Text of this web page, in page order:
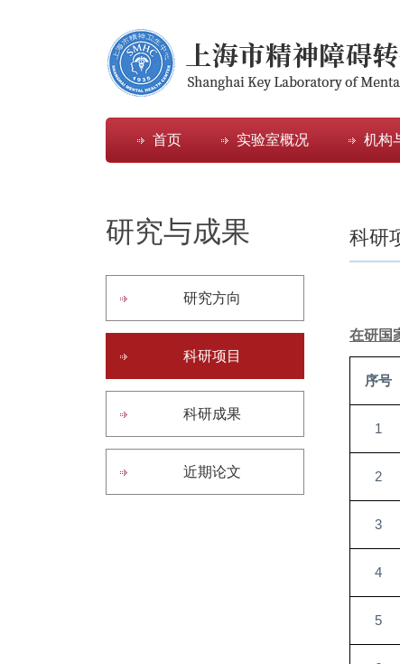
首页 实验室概况 机构
研究与成果
研究方向
科研项目
科研成果
近期论文
科研
在研国
序号
1
2
3
4
5